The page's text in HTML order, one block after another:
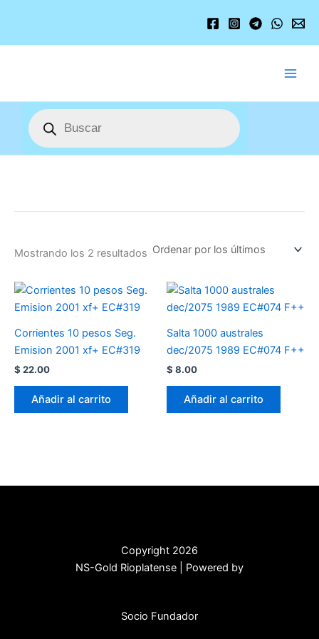
contenido
Búsqueda
de
productos
Mostrando los 2 resultados
Corrientes 10 pesos Seg.
Emision 2001 xf+ EC#319
$ 22.00
Añadir al carrito
Salta 1000 australes
dec/2075 1989 EC#074 F++
$ 8.00
Añadir al carrito
Copyright 2026
NS-Gold Rioplatense | Powered by
Socio Fundador